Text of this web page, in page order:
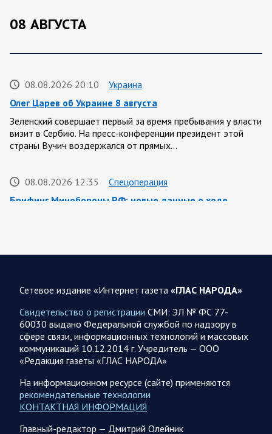
08 АВГУСТА
08.08.2026 20:10
Украина
Олег Царев об Украине 8 августа
Зеленский совершает первый за время пребывания у власти
визит в Сербию. На пресс-конференции президент этой
страны Вучич воздержался от прямых…
08.08.2026 12:35
Спецоперация
Брифинг Минобороны РФ: новые данные о ходе
представители группировок «Север», «Запад», «Центр»,
Сводка военных действий от Минобороны РФ 8
августа. Коротко
Группировка войск «Север» взяла под контроль населенный
пункт Ивановка в Харьковской области. Российские
вооруженные силы за последние сутки поразили…
08.08.2026 10:09
Спецоперация
В ночь 8 августа ВС РФ нанесли удары по объектам в 8
Сетевое издание «Интернет газета «ГЛАС НАРОДА»
Свидетельство о регистрации СМИ: ЭЛ № ФС 77-
60030 выдано Федеральной службой по надзору в
сфере связи, информационных технологий и массовых
коммуникаций 10.12.2014 г. Учредитель — ООО
«Редакция газеты «ГЛАС НАРОДА»
На информационном ресурсе (сайте) применяются
рекомендательные технологии
КОНТАКТНАЯ ИНФОРМАЦИЯ
Главный-редактор — Дмитрий Олейник